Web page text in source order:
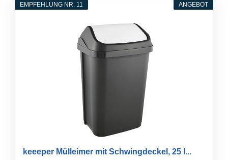
ANGEBOT
EMPFEHLUNG NR. 11
keeeper Mülleimer mit Schwingdeckel, 25 l...